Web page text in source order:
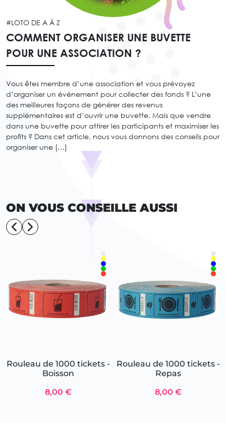
#LOTO DE A À Z
COMMENT ORGANISER UNE BUVETTE
POUR UNE ASSOCIATION ?
Vous êtes membre d’une association et vous prévoyez
d’organiser un événement pour collecter des fonds ? L’une
des meilleures façons de générer des revenus
supplémentaires est d’ouvrir une buvette. Mais que vendre
dans une buvette pour attirer les participants et maximiser les
profits ? Dans cet article, nous vous donnons des conseils pour
organiser une […]
ON VOUS CONSEILLE AUSSI
Rouleau de 1000 tickets -
Boisson
8,00 €
Rouleau de 1000 tickets -
Repas
8,00 €